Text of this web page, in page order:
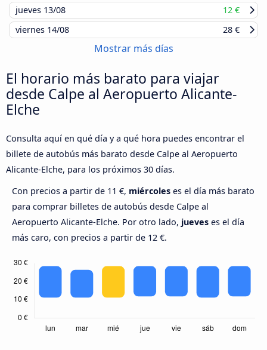
jueves 13/08
12 €
viernes 14/08 28 €
Mostrar más días
El horario más barato para viajar
desde Calpe al Aeropuerto Alicante-
Elche
Consulta aquí en qué día y a qué hora puedes encontrar el
billete de autobús más barato desde Calpe al Aeropuerto
Alicante-Elche, para los próximos 30 días.
Con precios a partir de 11 €, miércoles es el día más barato
para comprar billetes de autobús desde Calpe al
Aeropuerto Alicante-Elche. Por otro lado, jueves es el día
más caro, con precios a partir de 12 €.